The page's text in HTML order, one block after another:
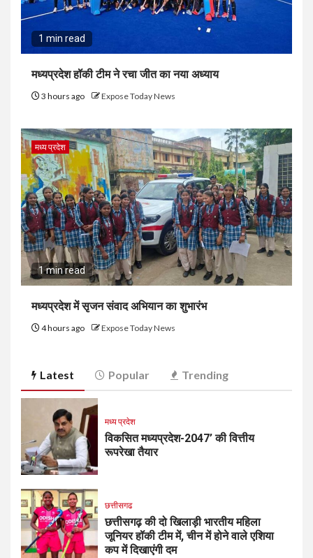
1 min read
मध्यप्रदेश हॉकी टीम ने रचा जीत का नया अध्याय
3 hours ago Expose Today News
मध्य प्रदेश
1 min read
मध्यप्रदेश में सृजन संवाद अभियान का शुभारंभ
4 hours ago Expose Today News
Latest Popular Trending
मध्य प्रदेश
विकसित मध्यप्रदेश-2047’ की वित्तीय
रूपरेखा तैयार
छत्तीसगढ
छत्तीसगढ़ की दो खिलाड़ी भारतीय महिला
जूनियर हॉकी टीम में, चीन में होने वाले एशिया
कप में दिखाएंगी दम